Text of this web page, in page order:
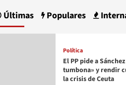
Últimas Populares
Política
El PP pide a
tumbona» y rendir
la crisis de Ceuta